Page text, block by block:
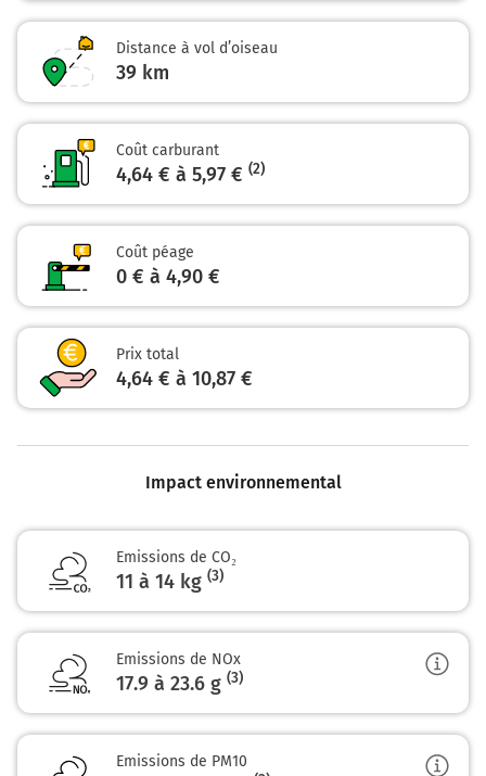
Sortir et rejoindre la voie. Continuer sur 1,1 kilomètre
21
ARGENTAT
Prendre à droite et rejoindre la voie. Continuer sur 130
mètres
51 km
Prendre à droite et rejoindre D1089. Continuer sur 200
Au rond-point, prendre la 1ère sortie sur D1089 et
continuer sur 1,2 kilomètre
Ussel
Tourner à droite sur D135e1 (La Versanne) et continuer
sur 15 mètres
D135e1
53 km
Distance à vol d’oiseau
39 km
Coût carburant
4,64 € à 5,97 € (2)
Coût péage
0 € à 4,90 €
Prix total
4,64 € à 10,87 €
Impact environnemental
Emissions de CO₂
11 à 14 kg (3)
Emissions de NOx
17.9 à 23.6 g (3)
Emissions de PM10